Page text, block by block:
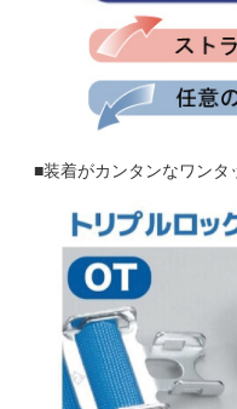
■装着がカンタンなワン